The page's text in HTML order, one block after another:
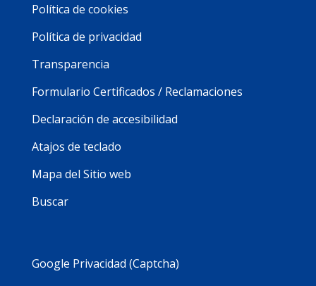
Política de cookies
Política de privacidad
Transparencia
Formulario Certificados / Reclamaciones
Declaración de accesibilidad
Atajos de teclado
Mapa del Sitio web
Buscar
Google Privacidad (Captcha)